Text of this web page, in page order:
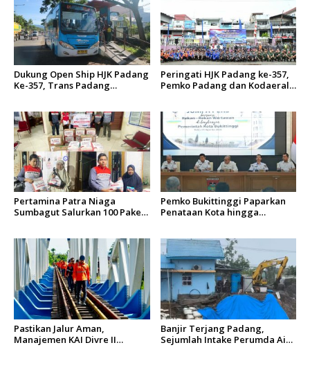
Dukung Open Ship HJK Padang
Ke-357, Trans Padang
Peringati HJK Padang ke-357,
Pemko Padang dan Kodaeral
Pertamina Patra Niaga
Sumbagut Salurkan 100 Paket
Pemko Bukittinggi Paparkan
Penataan Kota hingga
Pastikan Jalur Aman,
Manajemen KAI Divre II
Banjir Terjang Padang,
Sejumlah Intake Perumda Air